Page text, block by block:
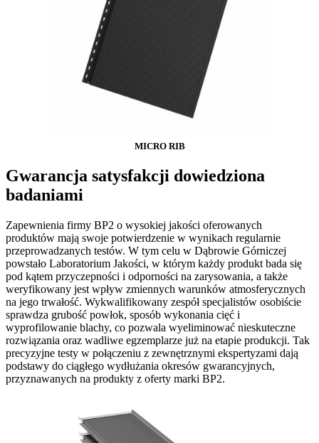
MICRO RIB
Gwarancja satysfakcji dowiedziona
badaniami
Zapewnienia firmy BP2 o wysokiej jakości oferowanych
produktów mają swoje potwierdzenie w wynikach regularnie
przeprowadzanych testów. W tym celu w Dąbrowie Górniczej
powstało Laboratorium Jakości, w którym każdy produkt bada się
pod kątem przyczepności i odporności na zarysowania, a także
weryfikowany jest wpływ zmiennych warunków atmosferycznych
na jego trwałość. Wykwalifikowany zespół specjalistów osobiście
sprawdza grubość powłok, sposób wykonania cięć i
wyprofilowanie blachy, co pozwala wyeliminować nieskuteczne
rozwiązania oraz wadliwe egzemplarze już na etapie produkcji. Tak
precyzyjne testy w połączeniu z zewnętrznymi ekspertyzami dają
podstawy do ciągłego wydłużania okresów gwarancyjnych,
przyznawanych na produkty z oferty marki BP2.